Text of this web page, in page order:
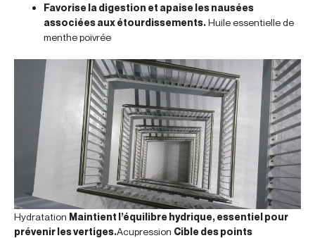
Favorise la digestion et apaise les nausées
associées aux étourdissements.Huile essentielle de
menthe poivrée
Hydratation Maintient l’équilibre hydrique, essentiel pour
prévenir les vertiges.Acupression Cible des points